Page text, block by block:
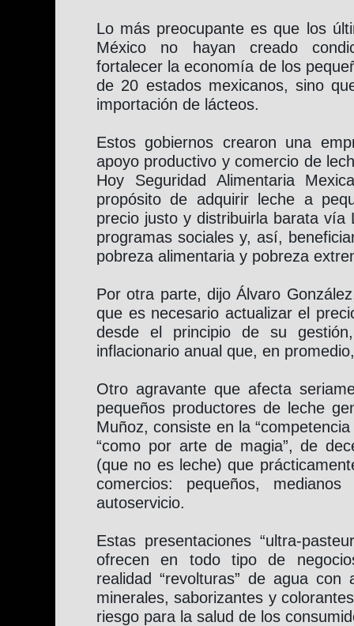
Lo más preocupante es que los
México no hayan creado
fortalecer la economía de los
de 20 estados mexicanos, sino
importación de lácteos.
Estos gobiernos crearon una
apoyo productivo y comercio de
Hoy Seguridad Alimentaria
propósito de adquirir leche a
precio justo y distribuirla barata vía
programas sociales y, así,
pobreza alimentaria y pobreza
Por otra parte, dijo Álvaro
que es necesario actualizar el
desde el principio de su
inflacionario anual que, en
Otro agravante que afecta
pequeños productores de leche
Muñoz, consiste en la
“como por arte de magia”, de
(que no es leche) que
comercios: pequeños,
autoservicio.
Estas presentaciones “ultra-
ofrecen en todo tipo de
realidad “revolturas” de agua con
minerales, saborizantes y
riesgo para la salud de los